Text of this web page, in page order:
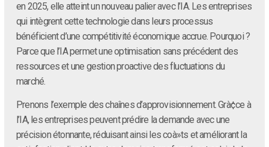
en 2025, elle atteint un nouveau palier avec l’IA. Les entreprises
qui intègrent cette technologie dans leurs processus
bénéficient d’une compétitivité économique accrue. Pourquoi ?
Parce que l’IA permet une optimisation sans précédent des
ressources et une gestion proactive des fluctuations du
marché.
Prenons l’exemple des chaînes d’approvisionnement. Grà¢ce à
l’IA, les entreprises peuvent prédire la demande avec une
précision étonnante, réduisant ainsi les coà»ts et améliorant la